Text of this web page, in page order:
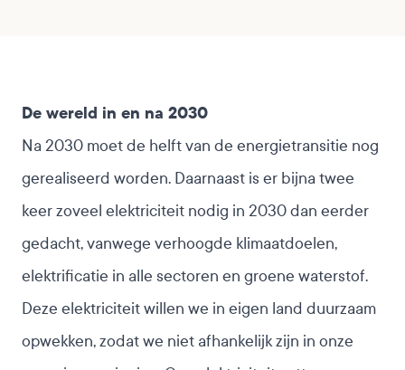
De wereld in en na 2030
Na 2030 moet de helft van de energietransitie nog
gerealiseerd worden. Daarnaast is er bijna twee
keer zoveel elektriciteit nodig in 2030 dan eerder
gedacht, vanwege verhoogde klimaatdoelen,
elektrificatie in alle sectoren en groene waterstof.
Deze elektriciteit willen we in eigen land duurzaam
opwekken, zodat we niet afhankelijk zijn in onze